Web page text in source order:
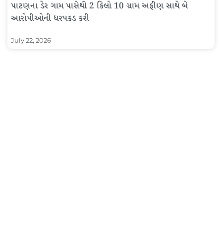
પાટણના ડેર ગામ પાસેથી 2 કિલો 10 ગ્રામ અફીણ સાથે બે
આરોપીઓની ધરપકડ કરી
July 22, 2026